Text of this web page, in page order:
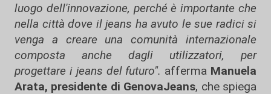
luogo dell'innovazione, perché è importante che
nella città dove il jeans ha avuto le sue radici si
venga a creare una comunità internazionale
composta anche dagli utilizzatori, per
progettare i jeans del futuro". afferma Manuela
Arata, presidente di GenovaJeans, che spiega